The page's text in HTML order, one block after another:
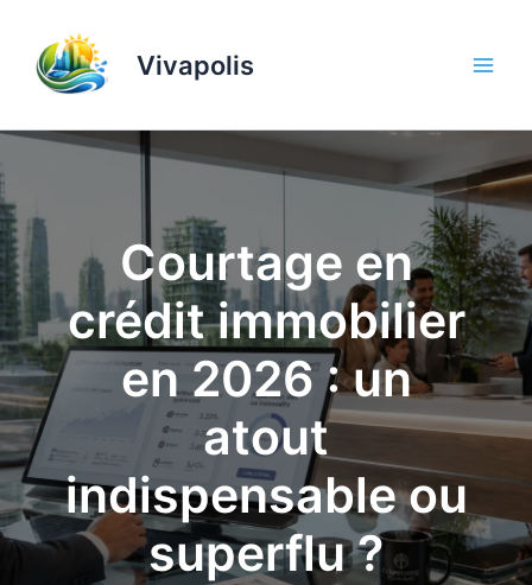
contenu
Vivapolis
Courtage en
crédit immobilier
en 2026 : un
atout
indispensable ou
superflu ?